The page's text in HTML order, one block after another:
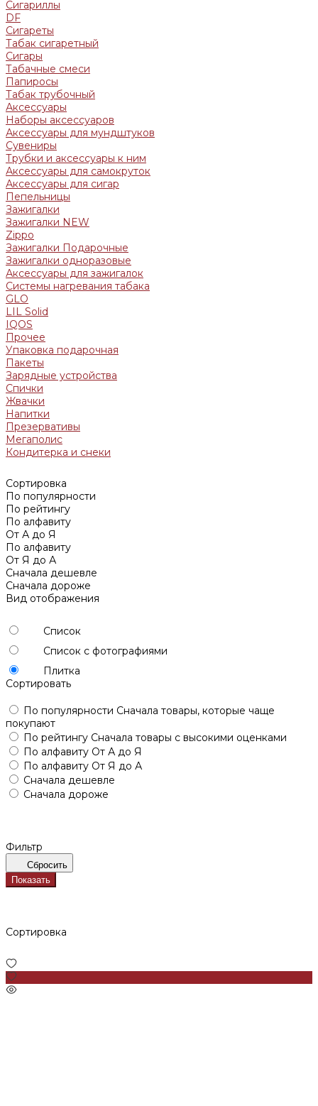
Сигариллы
DF
Сигареты
Табак сигаретный
Сигары
Табачные смеси
Папиросы
Табак трубочный
Аксессуары
Наборы аксессуаров
Аксессуары для мундштуков
Сувениры
Трубки и аксессуары к ним
Аксессуары для самокруток
Аксессуары для сигар
Пепельницы
Зажигалки
Зажигалки NEW
Zippo
Зажигалки Подарочные
Зажигалки одноразовые
Аксессуары для зажигалок
Системы нагревания табака
GLO
LIL Solid
IQOS
Прочее
Упаковка подарочная
Пакеты
Зарядные устройства
Спички
Жвачки
Напитки
Презервативы
Мегаполис
Кондитерка и снеки
Сортировка
По популярности
По рейтингу
По алфавиту
От А до Я
По алфавиту
От Я до А
Сначала дешевле
Сначала дороже
Вид отображения
Список
Список с фотографиями
Плитка
Сортировать
По популярности Сначала товары, которые чаще
покупают
По рейтингу Сначала товары с высокими оценками
По алфавиту От А до Я
По алфавиту От Я до А
Сначала дешевле
Сначала дороже
Фильтр
Сбросить
Показать
Сортировка